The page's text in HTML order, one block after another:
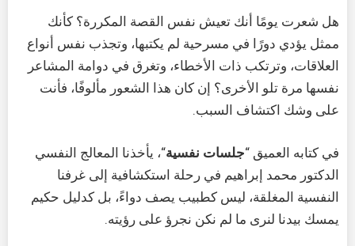
هل شعرت يومًا أنك تعيش نفس القصة المكررة؟ كأنك
ممثل يؤدي دورًا في مسرحية لم يكتبها، وتجذب نفس أنواع
العلاقات، وترتكب ذات الأخطاء، وتغرق في دوامة المشاعر
نفسها مرة تلو الأخرى؟ إن كان هذا الشعور مألوفًا، فأنت
على وشك اكتشاف السبب.
في كتابه العميق “جلسات نفسية“، يأخذنا المعالج النفسي
الدكتور محمد إبراهيم في رحلة استكشافية إلى غرفنا
النفسية المغلقة، ليس كطبيب يصف دواءً، بل كدليل حكيم
يمسك بيدنا لنرى ما لم نكن نجرؤ على رؤيته.